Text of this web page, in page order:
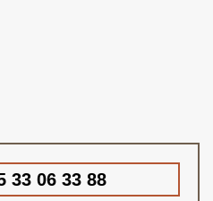
33 06 33 88